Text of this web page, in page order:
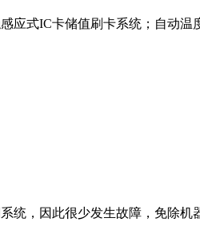
应式IC卡储值刷卡系统；自动温
统，因此很少发生故障，免除机